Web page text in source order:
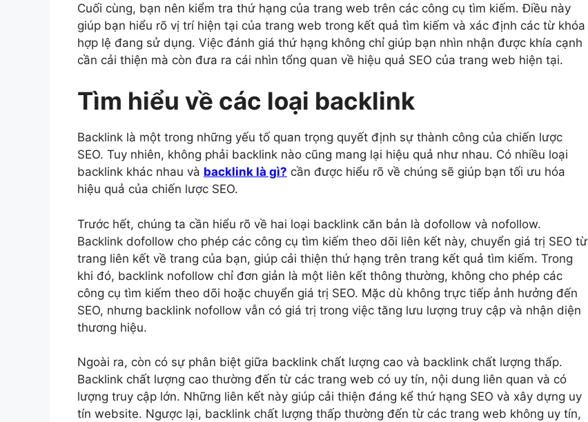
Cuối cùng, bạn nên kiểm tra thứ hạng của trang web trên các công cụ tìm kiếm. Điều này
giúp bạn hiểu rõ vị trí hiện tại của trang web trong kết quả tìm kiếm và xác định các từ khóa
hợp lệ đang sử dụng. Việc đánh giá thứ hạng không chỉ giúp bạn nhìn nhận được khía cạnh
cần cải thiện mà còn đưa ra cái nhìn tổng quan về hiệu quả SEO của trang web hiện tại.
Tìm hiểu về các loại backlink
Backlink là một trong những yếu tố quan trọng quyết định sự thành công của chiến lược
SEO. Tuy nhiên, không phải backlink nào cũng mang lại hiệu quả như nhau. Có nhiều loại
backlink khác nhau và backlink là gì? cần được hiểu rõ về chúng sẽ giúp bạn tối ưu hóa
hiệu quả của chiến lược SEO.
Trước hết, chúng ta cần hiểu rõ về hai loại backlink căn bản là dofollow và nofollow.
Backlink dofollow cho phép các công cụ tìm kiếm theo dõi liên kết này, chuyển giá trị SEO từ
trang liên kết về trang của bạn, giúp cải thiện thứ hạng trên trang kết quả tìm kiếm. Trong
khi đó, backlink nofollow chỉ đơn giản là một liên kết thông thường, không cho phép các
công cụ tìm kiếm theo dõi hoặc chuyển giá trị SEO. Mặc dù không trực tiếp ảnh hưởng đến
SEO, nhưng backlink nofollow vẫn có giá trị trong việc tăng lưu lượng truy cập và nhận diện
thương hiệu.
Ngoài ra, còn có sự phân biệt giữa backlink chất lượng cao và backlink chất lượng thấp.
Backlink chất lượng cao thường đến từ các trang web có uy tín, nội dung liên quan và có
lượng truy cập lớn. Những liên kết này giúp cải thiện đáng kể thứ hạng SEO và xây dựng uy
tín website. Ngược lại, backlink chất lượng thấp thường đến từ các trang web không uy tín,